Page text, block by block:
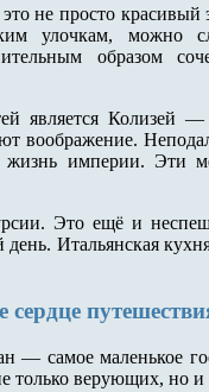
не просто красивый
улочкам, можно
образом
является Колизей
воображение.
империи. Эти
Это ещё и
Итальянская
— самое маленькое
только верующих, но и